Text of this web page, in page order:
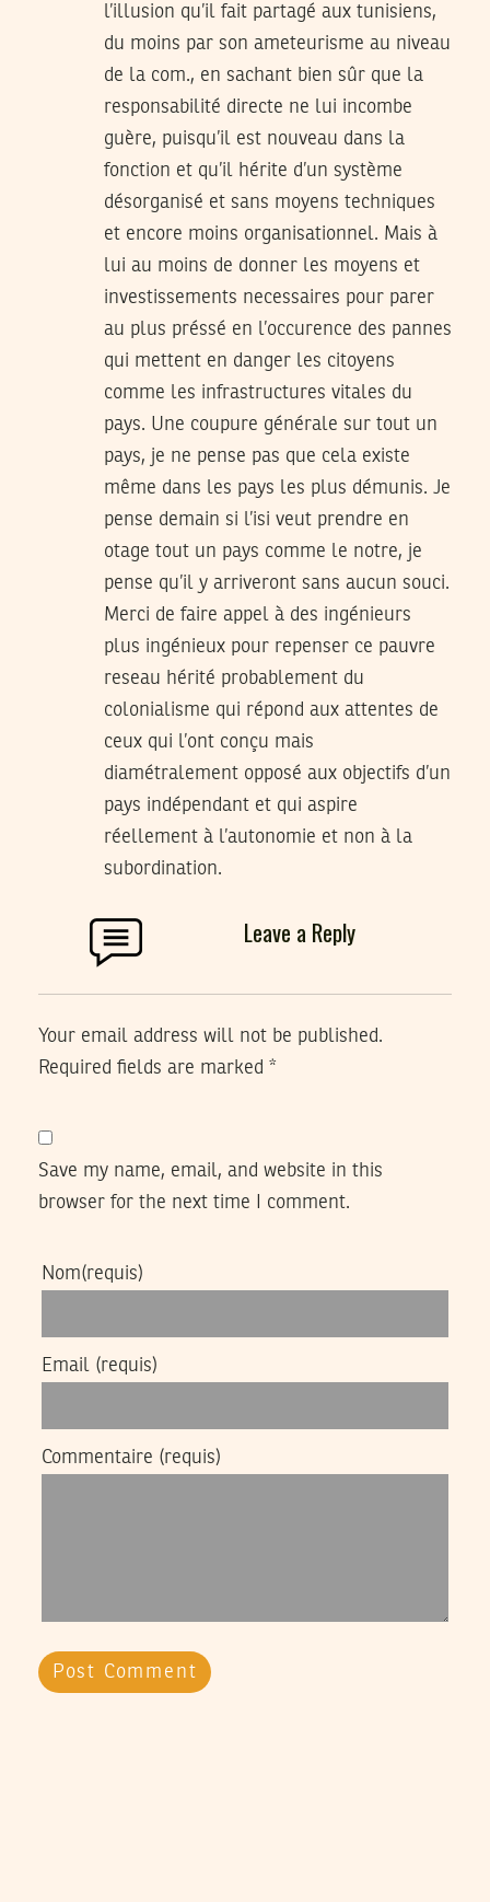
l’illusion qu’il fait partagé aux tunisiens,
du moins par son ameteurisme au niveau
de la com., en sachant bien sûr que la
responsabilité directe ne lui incombe
guère, puisqu’il est nouveau dans la
fonction et qu’il hérite d’un système
désorganisé et sans moyens techniques
et encore moins organisationnel. Mais à
lui au moins de donner les moyens et
investissements necessaires pour parer
au plus préssé en l’occurence des pannes
qui mettent en danger les citoyens
comme les infrastructures vitales du
pays. Une coupure générale sur tout un
pays, je ne pense pas que cela existe
même dans les pays les plus démunis. Je
pense demain si l’isi veut prendre en
otage tout un pays comme le notre, je
pense qu’il y arriveront sans aucun souci.
Merci de faire appel à des ingénieurs
plus ingénieux pour repenser ce pauvre
reseau hérité probablement du
colonialisme qui répond aux attentes de
ceux qui l’ont conçu mais
diamétralement opposé aux objectifs d’un
pays indépendant et qui aspire
réellement à l’autonomie et non à la
subordination.
Leave a Reply
Your email address will not be published.
Required fields are marked *
Save my name, email, and website in this
browser for the next time I comment.
Nom(requis)
Email (requis)
Commentaire (requis)